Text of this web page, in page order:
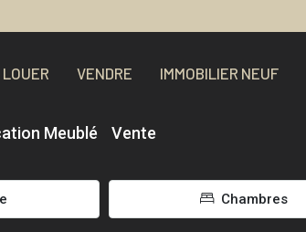
LOUER VENDRE IMMOBILIER NEUF
Meublé Vente
Chambres